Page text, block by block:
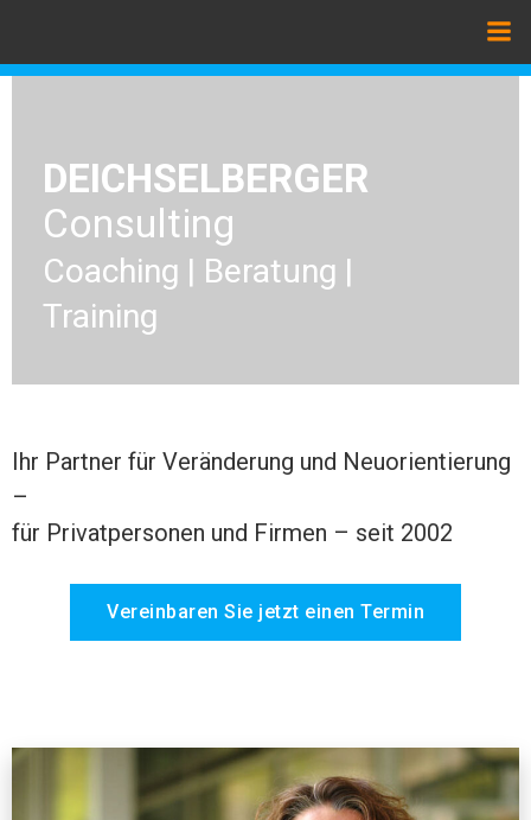
springen
DEICHSELBERGER
Consulting
Coaching | Beratung |
Training
Ihr Partner für Veränderung und Neuorientierung
–
für Privatpersonen und Firmen – seit 2002
Vereinbaren Sie jetzt einen Termin